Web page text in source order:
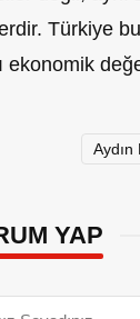
Türkiye
ekonomik
Aydın
YAP